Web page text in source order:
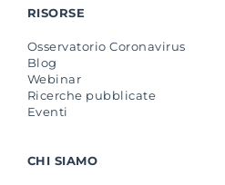
RISORSE
Osservatorio Coronavirus
Blog
Webinar
Ricerche pubblicate
Eventi
CHI SIAMO